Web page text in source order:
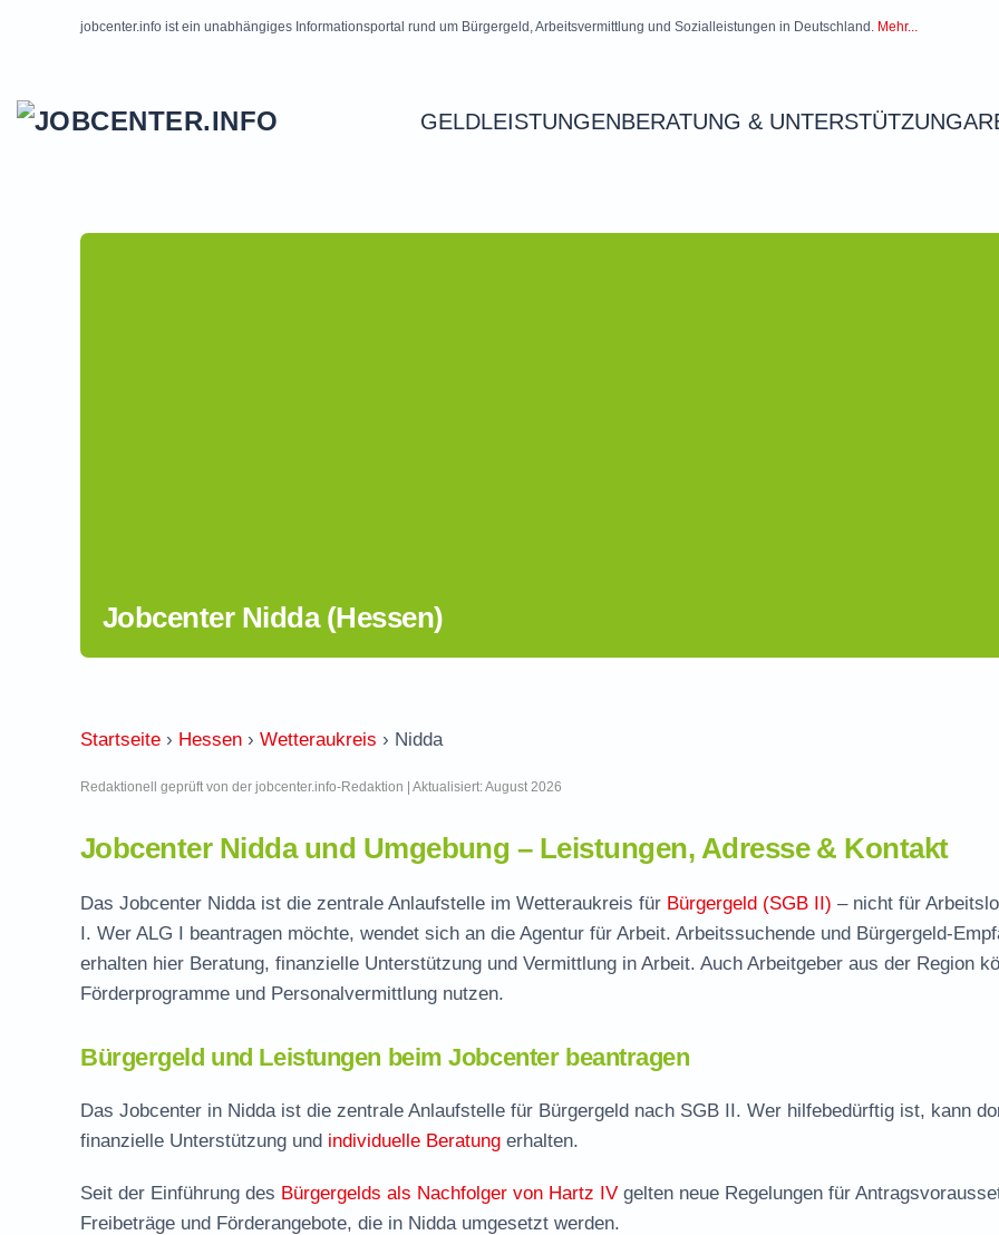
jobcenter.info ist ein unabhängiges Informationsportal rund um Bürgergeld, Arbeitsvermittlung und Sozialleistungen in Deutschland. Mehr...
GELDLEISTUNGENBERATUNG & UNTERSTÜTZUNG
Jobcenter Nidda (Hessen)
Startseite › Hessen › Wetteraukreis › Nidda
Redaktionell geprüft von der jobcenter.info-Redaktion | Aktualisiert: August 2026
Jobcenter Nidda und Umgebung – Leistungen, Adresse & Kontakt
Das Jobcenter Nidda ist die zentrale Anlaufstelle im Wetteraukreis für Bürgergeld (SGB II) – nicht für
I. Wer ALG I beantragen möchte, wendet sich an die Agentur für Arbeit. Arbeitssuchende und Bürgergeld-
erhalten hier Beratung, finanzielle Unterstützung und Vermittlung in Arbeit. Auch Arbeitgeber aus der Region
Förderprogramme und Personalvermittlung nutzen.
Bürgergeld und Leistungen beim Jobcenter beantragen
Das Jobcenter in Nidda ist die zentrale Anlaufstelle für Bürgergeld nach SGB II. Wer hilfebedürftig ist, kann
finanzielle Unterstützung und individuelle Beratung erhalten.
Seit der Einführung des Bürgergelds als Nachfolger von Hartz IV gelten neue Regelungen für
Freibeträge und Förderangebote, die in Nidda umgesetzt werden.